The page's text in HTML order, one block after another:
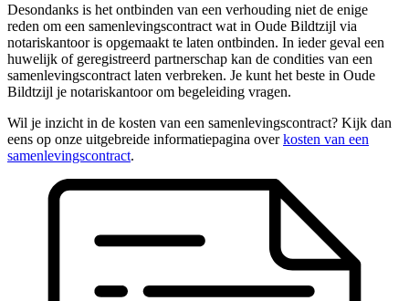
Desondanks is het ontbinden van een verhouding niet de enige
reden om een samenlevingscontract wat in Oude Bildtzijl via
notariskantoor is opgemaakt te laten ontbinden. In ieder geval een
huwelijk of geregistreerd partnerschap kan de condities van een
samenlevingscontract laten verbreken. Je kunt het beste in Oude
Bildtzijl je notariskantoor om begeleiding vragen.
Wil je inzicht in de kosten van een samenlevingscontract? Kijk dan
eens op onze uitgebreide informatiepagina overkosten van een
samenlevingscontract.